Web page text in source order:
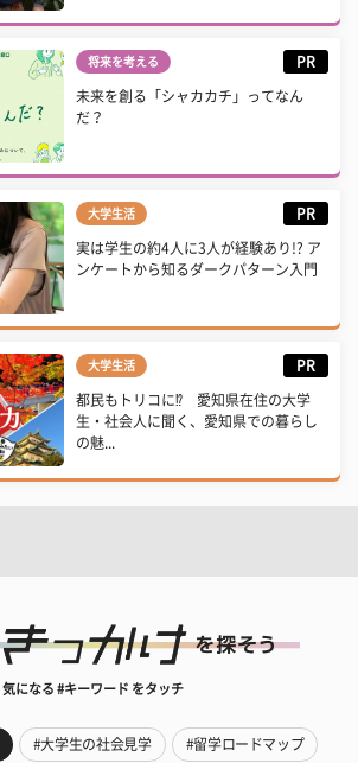
将来を考える PR
未来を創る「シャカカチ」ってなん
だ？
大学生活 PR
実は学生の約4人に3人が経験あり!? ア
ンケートから知るダークパターン入門
大学生活 PR
都民もトリコに⁉ 愛知県在住の大学
生・社会人に聞く、愛知県での暮らし
の魅...
気になる #キーワード をタッチ
#大学生の社会見学 #留学ロードマップ